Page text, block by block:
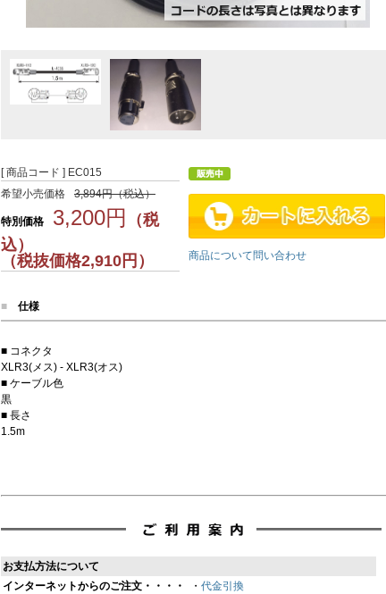
[ 商品コード ] EC015
希望小売価格
3,894円（税込）
特別価格 3,200円 （税
込）
（税抜価格2,910円）
商品について問い合わせ
■ 仕様
■ コネクタ
XLR3(メス) - XLR3(オス)
■ ケーブル色
黒
■ 長さ
1.5m
お支払方法について
インターネットからのご注文・・・・
・ 代金引換